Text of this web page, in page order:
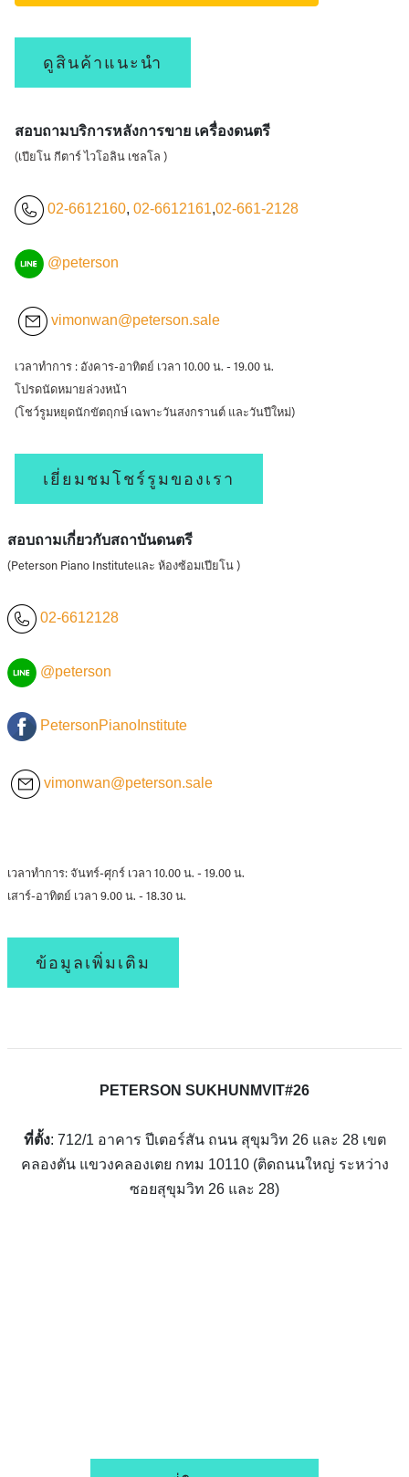
ดูสินค้าแนะนำ
สอบถามบริการหลังการขาย เครื่องดนตรี
(เปียโน กีตาร์ ไวโอลิน เชลโล )
02-6612160, 02-6612161,02-661-2128
@peterson
vimonwan@peterson.sale
เวลาทำการ : อังคาร-อาทิตย์ เวลา 10.00 น. - 19.00 น.
โปรดนัดหมายล่วงหน้า
(โชว์รูมหยุดนักขัตฤกษ์ เฉพาะวันสงกรานต์ และวันปีใหม่)
เยี่ยมชมโชร์รูมของเรา
สอบถามเกี่ยวกับสถาบันดนตรี
(Peterson Piano Instituteและ ห้องซ้อมเปียโน )
02-6612128
@peterson
PetersonPianoInstitute
vimonwan@peterson.sale
เวลาทำการ: จันทร์-ศุกร์ เวลา 10.00 น. - 19.00 น.
เสาร์-อาทิตย์ เวลา 9.00 น. - 18.30 น.
ข้อมูลเพิ่มเติม
PETERSON SUKHUNMVIT#26
ที่ตั้ง: 712/1 อาคาร ปีเตอร์สัน ถนน สุขุมวิท 26 และ 28 เขต
คลองตัน แขวงคลองเตย กทม 10110 (ติดถนนใหญ่ ระหว่าง
ซอยสุขุมวิท 26 และ 28)